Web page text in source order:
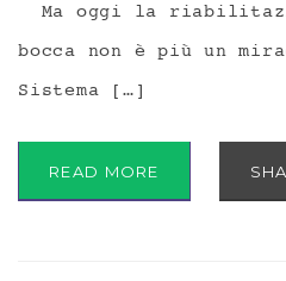
Ma oggi la
bocca non è più un
Sistema […]
READ MORE